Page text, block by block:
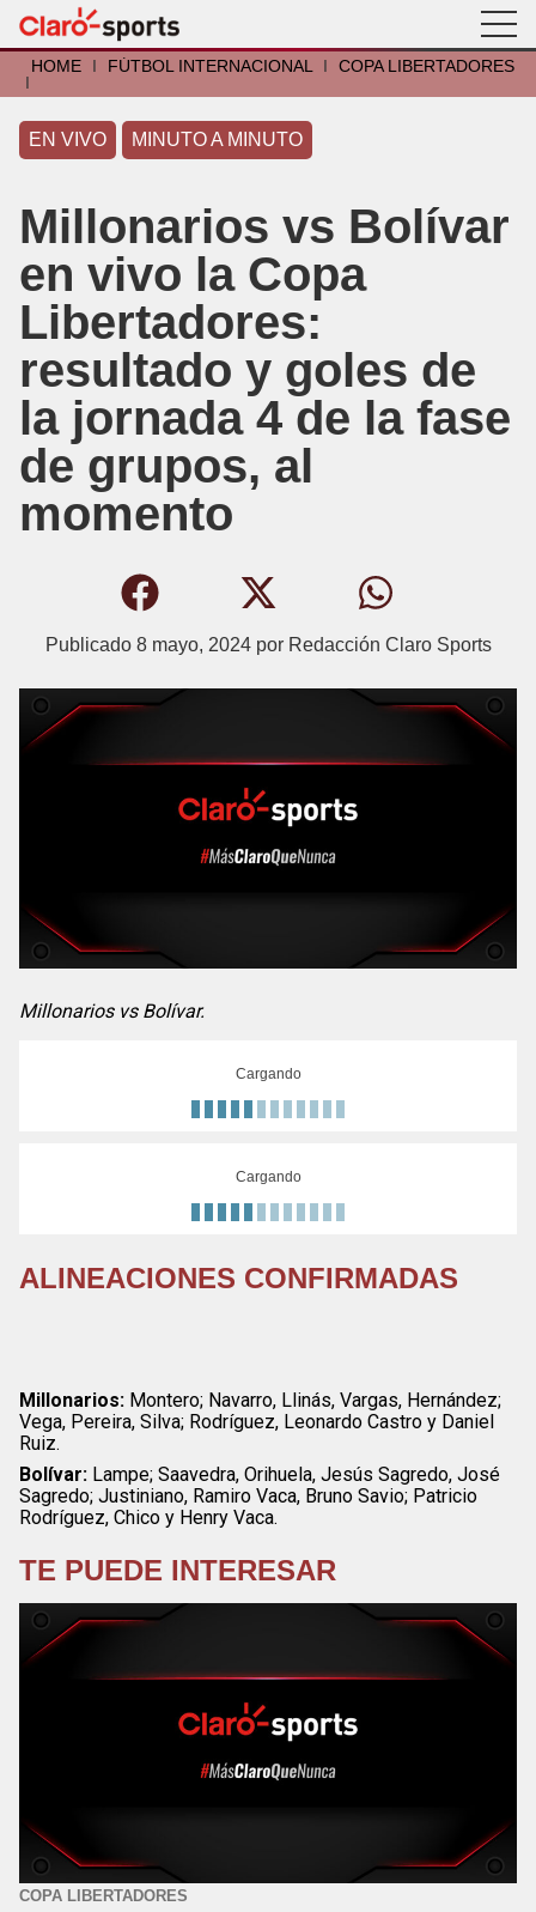
HOME I FÚTBOL INTERNACIONAL I
COPA LIBERTADORES
I
EN VIVO MINUTO A MINUTO
Millonarios vs Bolívar
en vivo la Copa
Libertadores:
resultado y goles de
la jornada 4 de la fase
de grupos, al
momento
Publicado 8 mayo, 2024por Redacción Claro Sports
Millonarios vs Bolívar.
Cargando
Cargando
ALINEACIONES CONFIRMADAS
Millonarios: Montero; Navarro, Llinás, Vargas, Hernández;
Vega, Pereira, Silva; Rodríguez, Leonardo Castro y Daniel
Ruiz.
Bolívar: Lampe; Saavedra, Orihuela, Jesús Sagredo, José
Sagredo; Justiniano, Ramiro Vaca, Bruno Savio; Patricio
Rodríguez, Chico y Henry Vaca.
TE PUEDE INTERESAR
COPA LIBERTADORES